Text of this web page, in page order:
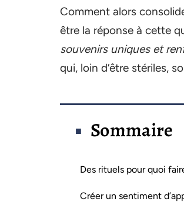
Comment alors
être la réponse à cette
souvenirs uniques et
qui, loin d’être stériles,
Sommaire
Des rituels pour quoi
Créer un sentiment